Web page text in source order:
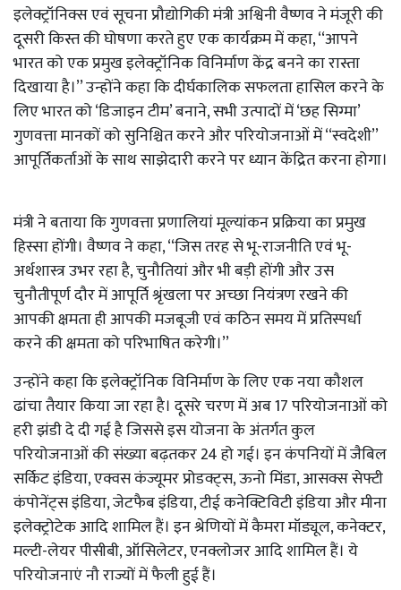
इलेक्ट्रॉनिक्स एवं सूचना प्रौद्योगिकी मंत्री अश्विनी वैष्णव ने मंजूरी की
दूसरी किस्त की घोषणा करते हुए एक कार्यक्रम में कहा, ‘‘आपने
भारत को एक प्रमुख इलेक्ट्रॉनिक विनिर्माण केंद्र बनने का रास्ता
दिखाया है।’’ उन्होंने कहा कि दीर्घकालिक सफलता हासिल करने के
लिए भारत को ‘डिजाइन टीम’ बनाने, सभी उत्पादों में ‘छह सिग्मा’
गुणवत्ता मानकों को सुनिश्चित करने और परियोजनाओं में ‘‘स्वदेशी’’
आपूर्तिकर्ताओं के साथ साझेदारी करने पर ध्यान केंद्रित करना होगा।
मंत्री ने बताया कि गुणवत्ता प्रणालियां मूल्यांकन प्रक्रिया का प्रमुख
हिस्सा होंगी। वैष्णव ने कहा, ‘‘जिस तरह से भू-राजनीति एवं भू-
अर्थशास्त्र उभर रहा है, चुनौतियां और भी बड़ी होंगी और उस
चुनौतीपूर्ण दौर में आपूर्ति श्रृंखला पर अच्छा नियंत्रण रखने की
आपकी क्षमता ही आपकी मजबूजी एवं कठिन समय में प्रतिस्पर्धा
करने की क्षमता को परिभाषित करेगी।’’
उन्होंने कहा कि इलेक्ट्रॉनिक विनिर्माण के लिए एक नया कौशल
ढांचा तैयार किया जा रहा है। दूसरे चरण में अब 17 परियोजनाओं को
हरी झंडी दे दी गई है जिससे इस योजना के अंतर्गत कुल
परियोजनाओं की संख्या बढ़तकर 24 हो गई। इन कंपनियों में जैबिल
सर्किट इंडिया, एक्वस कंज्यूमर प्रोडक्ट्स, ऊनो मिंडा, आसक्स सेफ्टी
कंपोनेंट्स इंडिया, जेटफैब इंडिया, टीई कनेक्टिविटी इंडिया और मीना
इलेक्ट्रोटेक आदि शामिल हैं। इन श्रेणियों में कैमरा मॉड्यूल, कनेक्टर,
मल्टी-लेयर पीसीबी, ऑसिलेटर, एनक्लोजर आदि शामिल हैं। ये
परियोजनाएं नौ राज्यों में फैली हुई हैं।